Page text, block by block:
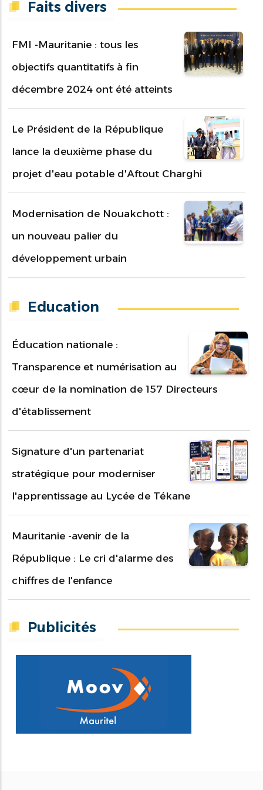
Faits divers
FMI -Mauritanie : tous les
objectifs quantitatifs à fin
décembre 2024 ont été atteints
Le Président de la République
lance la deuxième phase du
projet d'eau potable d'Aftout Charghi
Modernisation de Nouakchott :
un nouveau palier du
développement urbain
Education
Éducation nationale :
Transparence et numérisation au
cœur de la nomination de 157 Directeurs
d'établissement
Signature d'un partenariat
stratégique pour moderniser
l'apprentissage au Lycée de Tékane
Mauritanie -avenir de la
République : Le cri d'alarme des
chiffres de l'enfance
Publicités